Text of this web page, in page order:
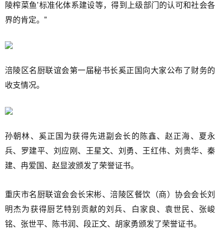
陵榨菜鱼’标准化体系建设等，得到上级部门的认可和社会各
界的肯定。”
涪陵区名厨联谊会第一届秘书长奚正国向大家公布了财务的
收支情况。
孙朝林、奚正国为获得先进副会长的陈鑫、赵正海、夏永
兵、罗建平、刘应刚、王星文、刘勇、王红伟、刘贵华、秦
建、冉爱国、赵显波颁发了荣誉证书。
重庆市名厨联谊会会长宋彬、涪陵区餐饮（商）协会会长刘
明杰为获得厨艺特别贡献的刘兵、白家良、袁世民、张峻
铭、张世平、陈书润、段正文、胡家勇颁发了荣誉证书。